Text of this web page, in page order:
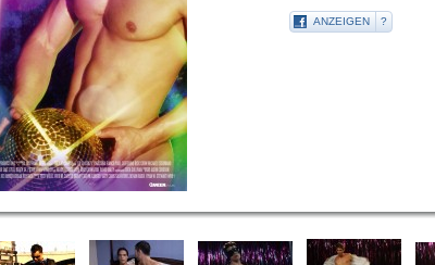
ANZEIGEN ?